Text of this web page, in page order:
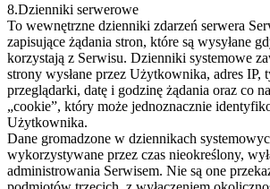
8.Dzienniki serwerowe
To wewnętrzne dzienniki zdarzeń serwera
zapisujące żądania stron, które są wysyłane
korzystają z Serwisu. Dzienniki systemowe
strony wysłane przez Użytkownika, adres IP,
przeglądarki, datę i godzinę żądania oraz co
„cookie”, który może jednoznacznie
Użytkownika.
Dane gromadzone w dziennikach
wykorzystywane przez czas nieokreślony,
administrowania Serwisem. Nie są one